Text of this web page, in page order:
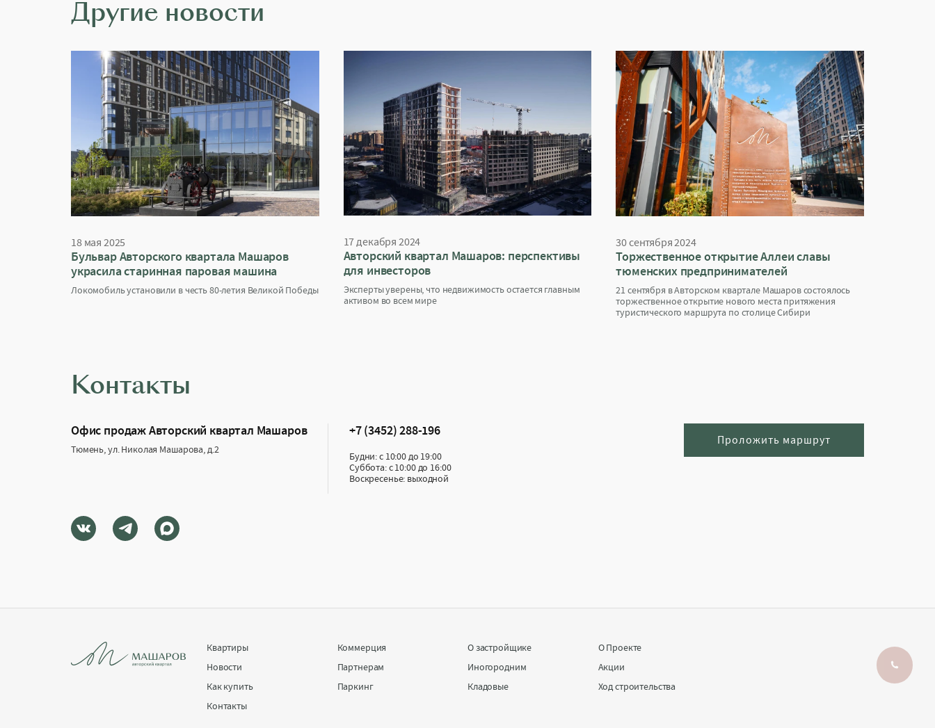
Другие новости
18 мая 2025
Бульвар Авторского квартала Машаров
украсила старинная паровая машина
Локомобиль установили в честь 80-летия Великой Победы
17 декабря 2024
Авторский квартал Машаров: перспективы
для инвесторов
Эксперты уверены, что недвижимость остается главным
активом во всем мире
30 сентября 2024
Торжественное открытие Аллеи славы
тюменских предпринимателей
21 сентября в Авторском квартале Машаров состоялось
торжественное открытие нового места притяжения
туристического маршрута по столице Сибири
Контакты
Офис продаж Авторский квартал Машаров
Тюмень, ул. Николая Машарова, д.2
+7 (3452) 288-196
Будни: с 10:00 до 19:00
Суббота: с 10:00 до 16:00
Воскресенье: выходной
Проложить маршрут
Квартиры Коммерция О застройщике
О Проекте
Новости
Партнерам Иногородним
Акции
Как купить
Паркинг Кладовые
Ход строительства
Контакты